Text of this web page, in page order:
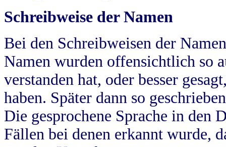
Schreibweise der Namen
Bei den Schreibweisen der
Namen wurden offensichtlich so
verstanden hat, oder besser
haben. Später dann so
Die gesprochene Sprache in
Fällen bei denen erkannt wurde,